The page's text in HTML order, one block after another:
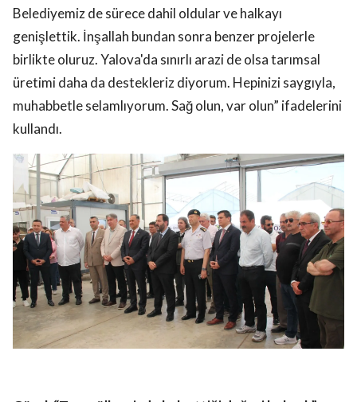
Belediyemiz de sürece dahil oldular ve halkayı
genişlettik. İnşallah bundan sonra benzer projelerle
birlikte oluruz. Yalova'da sınırlı arazi de olsa tarımsal
üretimi daha da destekleriz diyorum. Hepinizi saygıyla,
muhabbetle selamlıyorum. Sağ olun, var olun” ifadelerini
kullandı.